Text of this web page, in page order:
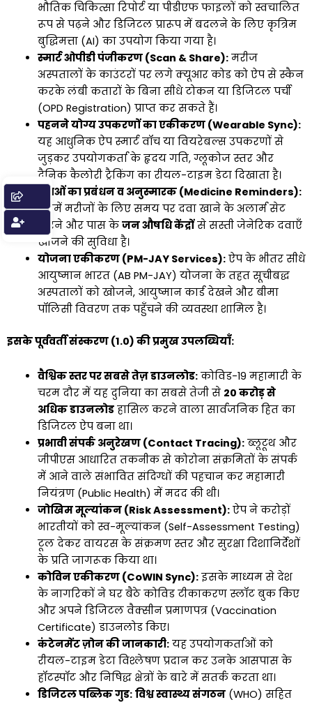
भौतिक चिकित्सा रिपोर्ट या पीडीएफ फाइलों को स्वचालित
रूप से पढ़ने और डिजिटल प्रारूप में बदलने के लिए कृत्रिम
बुद्धिमत्ता (AI) का उपयोग किया गया है।
स्मार्ट ओपीडी पंजीकरण (Scan & Share):मरीज
अस्पतालों के काउंटरों पर लगे क्यूआर कोड को ऐप से स्कैन
करके लंबी कतारों के बिना सीधे टोकन या डिजिटल पर्ची
(OPD Registration) प्राप्त कर सकते हैं।
पहनने योग्य उपकरणों का एकीकरण (Wearable Sync):
यह आधुनिक ऐप स्मार्ट वॉच या वियरेबल्स उपकरणों से
जुड़कर उपयोगकर्ता के हृदय गति, ग्लूकोज स्तर और
दैनिक कैलोरी ट्रैकिंग का रीयल-टाइम डेटा दिखाता है।
दवाओं का प्रबंधन व अनुस्मारक (Medicine Reminders):
इसमें मरीजों के लिए समय पर दवा खाने के अलार्म सेट
करने और पास के जन औषधि केंद्रोंसे सस्ती जेनेरिक दवाएँ
खोजने की सुविधा है।
योजना एकीकरण (PM-JAY Services):ऐप के भीतर सीधे
आयुष्मान भारत (AB PM-JAY) योजना के तहत सूचीबद्ध
अस्पतालों को खोजने, आयुष्मान कार्ड देखने और बीमा
पॉलिसी विवरण तक पहुँचने की व्यवस्था शामिल है।
इसके पूर्ववर्ती संस्करण (1.0) की प्रमुख उपलब्धियाँ:
वैश्विक स्तर पर सबसे तेज़ डाउनलोड:कोविड-19 महामारी के
चरम दौर में यह दुनिया का सबसे तेजी से 20 करोड़ से
अधिक डाउनलोडहासिल करने वाला सार्वजनिक हित का
डिजिटल ऐप बना था।
प्रभावी संपर्क अनुरेखण (Contact Tracing):ब्लूटूथ और
जीपीएस आधारित तकनीक से कोरोना संक्रमितों के संपर्क
में आने वाले संभावित संदिग्धों की पहचान कर महामारी
नियंत्रण (Public Health) में मदद की थी।
जोखिम मूल्यांकन (Risk Assessment):ऐप ने करोड़ों
भारतीयों को स्व-मूल्यांकन (Self-Assessment Testing)
टूल देकर वायरस के संक्रमण स्तर और सुरक्षा दिशानिर्देशों
के प्रति जागरूक किया था।
कोविन एकीकरण (CoWIN Sync):इसके माध्यम से देश
के नागरिकों ने घर बैठे कोविड टीकाकरण स्लॉट बुक किए
और अपने डिजिटल वैक्सीन प्रमाणपत्र (Vaccination
Certificate) डाउनलोड किए।
कंटेनमेंट ज़ोन की जानकारी:यह उपयोगकर्ताओं को
रीयल-टाइम डेटा विश्लेषण प्रदान कर उनके आसपास के
हॉटस्पॉट और निषिद्ध क्षेत्रों के बारे में सतर्क करता था।
डिजिटल पब्लिक गुड: विश्व स्वास्थ्य संगठन(WHO) सहित